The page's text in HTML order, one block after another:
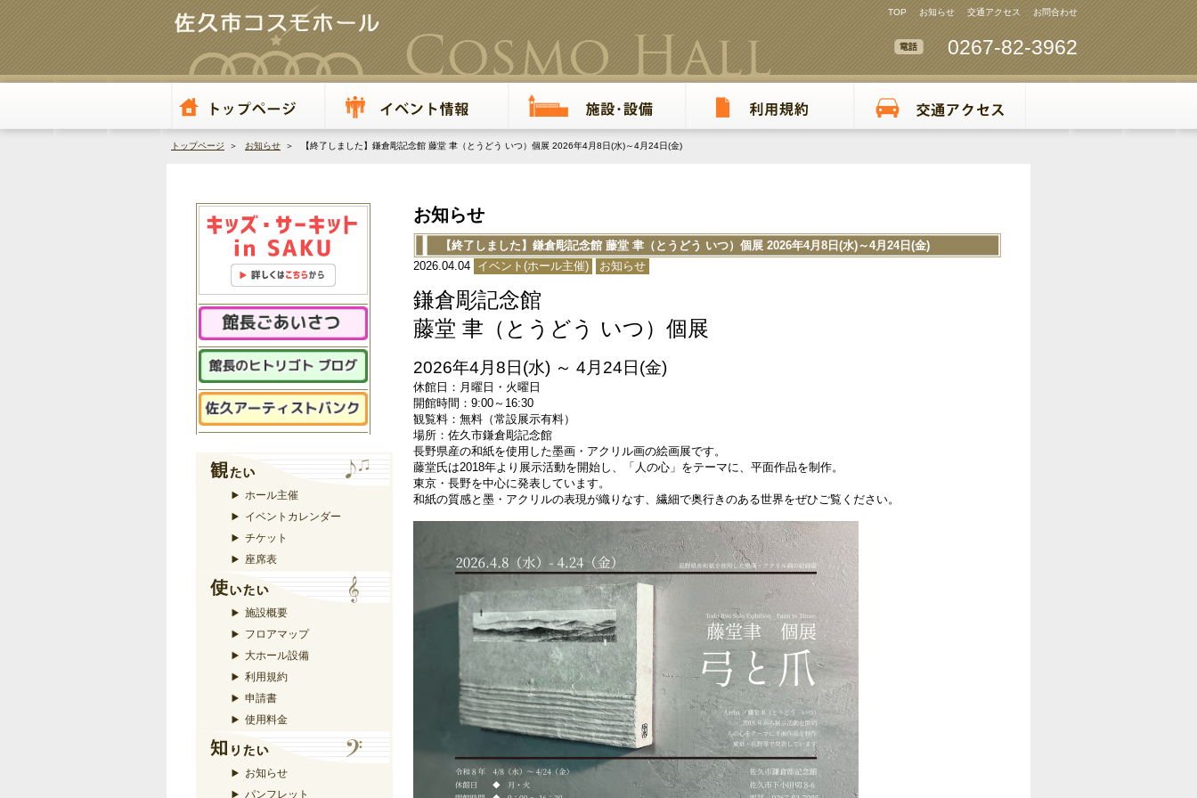
TOP お知らせ 交通アクセス お問合わせ
0267-82-3962
トップページ ＞ お知らせ ＞ 【終了しました】鎌倉彫記念館 藤堂 聿（とうどう いつ）個展 2026年4月8日(水)～4月24日(金)
ホール主催
イベントカレンダー
チケット
座席表
施設概要
フロアマップ
大ホール設備
利用規約
申請書
使用料金
お知らせ
パンフレット
お知らせ
【終了しました】鎌倉彫記念館 藤堂 聿（とうどう いつ）個展 2026年4月8日(水)～4月24日(金)
2026.04.04 イベント(ホール主催) お知らせ
鎌倉彫記念館
藤堂 聿（とうどう いつ）個展
2026年4月8日(水) ～ 4月24日(金)
休館日：月曜日・火曜日
開館時間：9:00～16:30
観覧料：無料（常設展示有料）
場所：佐久市鎌倉彫記念館
長野県産の和紙を使用した墨画・アクリル画の絵画展です。
藤堂氏は2018年より展示活動を開始し、「人の心」をテーマに、平面作品を制作。
東京・長野を中心に発表しています。
和紙の質感と墨・アクリルの表現が織りなす、繊細で奥行きのある世界をぜひご覧ください。